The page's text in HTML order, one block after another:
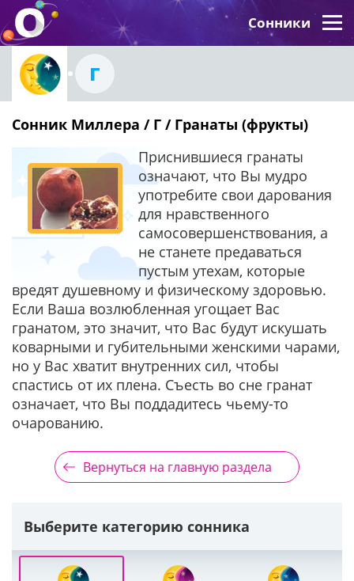
Сонники
Г
Сонник Миллера / Г / Гранаты (фрукты)
Приснившиеся гранаты
означают, что Вы мудро
употребите свои дарования
для нравственного
самосовершенствования, а
не станете предаваться
пустым утехам, которые
вредят душевному и физическому здоровью.
Если Ваша возлюбленная угощает Вас
гранатом, это значит, что Вас будут искушать
коварными и губительными женскими чарами,
но у Вас хватит внутренних сил, чтобы
спастись от их плена. Съесть во сне гранат
означает, что Вы поддадитесь чьему-то
очарованию.
Вернуться на главную раздела
Выберите категорию сонника